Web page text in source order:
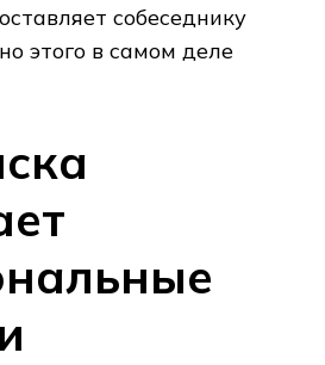
собеседнику
этого в самом деле